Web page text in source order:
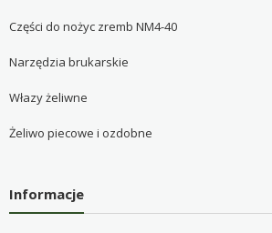
Części do nożyc zremb NM4-40
Narzędzia brukarskie
Włazy żeliwne
Żeliwo piecowe i ozdobne
Informacje